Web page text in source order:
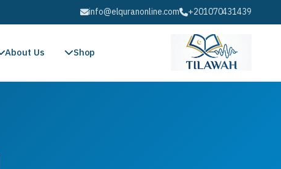
+201070431439
info@elquranonline.com
Shop
About Us